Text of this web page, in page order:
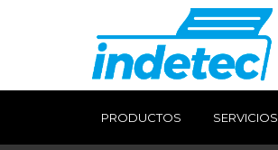
PRODUCTOS SERVICIOS